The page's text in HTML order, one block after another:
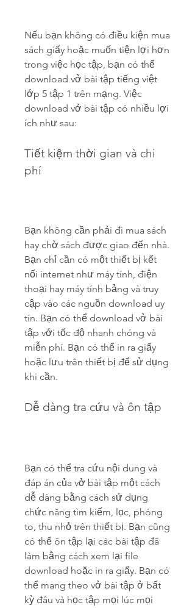
Nếu bạn không có điều kiện mua
sách giấy hoặc muốn tiện lợi hơn
trong việc học tập, bạn có thể
download vở bài tập tiếng việt
lớp 5 tập 1 trên mạng. Việc
download vở bài tập có nhiều lợi
ích như sau:
Tiết kiệm thời gian và chi
phí
Bạn không cần phải đi mua sách
hay chờ sách được giao đến nhà.
Bạn chỉ cần có một thiết bị kết
nối internet như máy tính, điện
thoại hay máy tính bảng và truy
cập vào các nguồn download uy
tín. Bạn có thể download vở bài
tập với tốc độ nhanh chóng và
miễn phí. Bạn có thể in ra giấy
hoặc lưu trên thiết bị để sử dụng
khi cần.
Dễ dàng tra cứu và ôn tập
Bạn có thể tra cứu nội dung và
đáp án của vở bài tập một cách
dễ dàng bằng cách sử dụng
chức năng tìm kiếm, lọc, phóng
to, thu nhỏ trên thiết bị. Bạn cũng
có thể ôn tập lại các bài tập đã
làm bằng cách xem lại file
download hoặc in ra giấy. Bạn có
thể mang theo vở bài tập ở bất
kỳ đâu và học tập mọi lúc mọi